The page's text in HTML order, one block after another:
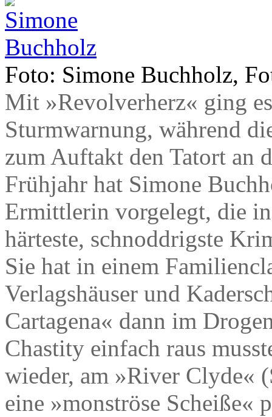
Foto: Simone Buchholz,
Mit »Revolverherz« ging
Sturmwarnung, während
zum Auftakt den Tatort an
Frühjahr hat Simone
Ermittlerin vorgelegt, die
härteste, schnoddrigste
Sie hat in einem
Verlagshäuser und
Cartagena« dann im
Chastity einfach raus
wieder, am »River Clyde«
eine »monströse Scheiße«